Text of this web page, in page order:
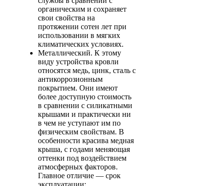
органическим и сохраняет
свои свойства на
протяжении сотен лет при
использовании в мягких
климатических условиях.
Металлический. К этому
виду устройства кровли
относятся медь, цинк, сталь с
антикоррозионным
покрытием. Они имеют
более доступную стоимость
в сравнении с силикатными
крышами и практически ни
в чем не уступают им по
физическим свойствам. В
особенности красива медная
крыша, с годами меняющая
оттенки под воздействием
атмосферных факторов.
Главное отличие — срок
эксплуатации: